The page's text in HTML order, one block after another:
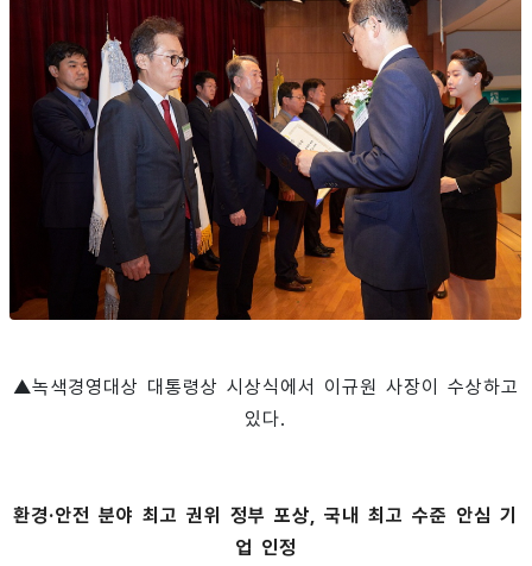
▲녹색경영대상 대통령상 시상식에서 이규원 사장이 수상하고
있다.
환경·안전 분야 최고 권위 정부 포상, 국내 최고 수준 안심 기
업 인정